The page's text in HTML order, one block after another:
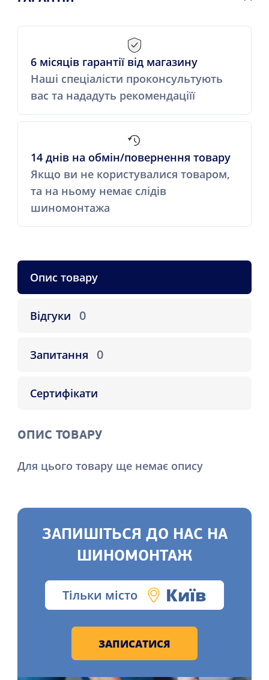
6 місяців гарантії від магазину
Наші спеціалісти проконсультують
вас та нададуть рекомендаціїї
14 днів на обмін/повернення товару
Якщо ви не користувалися товаром,
та на ньому немає слідів
шиномонтажа
Опис товару
Відгуки 0
Запитання 0
Сертифікати
ОПИС ТОВАРУ
Для цього товару ще немає опису
ЗАПИШІТЬСЯ ДО НАС НА
ШИНОМОНТАЖ
Тільки місто Київ
ЗАПИСАТИСЯ